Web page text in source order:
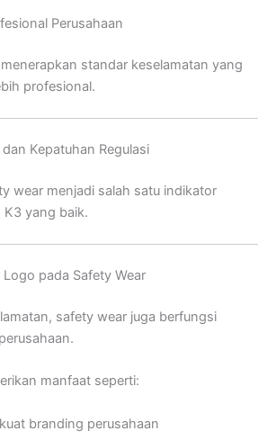
Perusahaan
standar keselamatan yang
profesional.
Kepatuhan Regulasi
wear menjadi salah satu indikator
K3 yang baik.
pada Safety Wear
safety wear juga berfungsi
manfaat seperti:
branding perusahaan